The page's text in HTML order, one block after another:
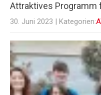
Attraktives Programm
30. Juni 2023 | Kategorien: